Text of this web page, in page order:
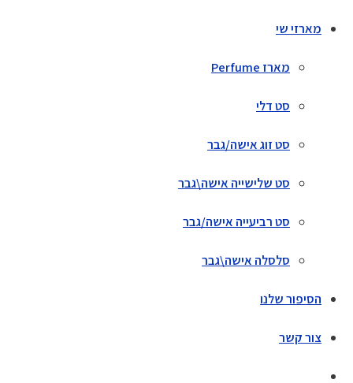
מארזי שי
מארז Perfume
סט דלי
סט זוג אישה/גבר
סט שלישייה אישה\גבר
סט רביעייה אישה/גבר
סלסלה אישה\גבר
הסיפור שלנו
צור קשר